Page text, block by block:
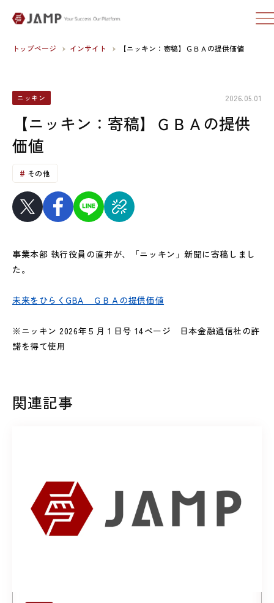
トップページ インサイト 【ニッキン：寄稿】ＧＢＡの提供価値
ニッキン 2026.05.01
【ニッキン：寄稿】ＧＢＡの提供
価値
その他
事業本部 執行役員の直井が、「ニッキン」新聞に寄稿しまし
た。
未来をひらくGBA ＧＢＡの提供価値
※ニッキン 2026年５月１日号 14ページ 日本金融通信社の許
諾を得て使用
関連記事